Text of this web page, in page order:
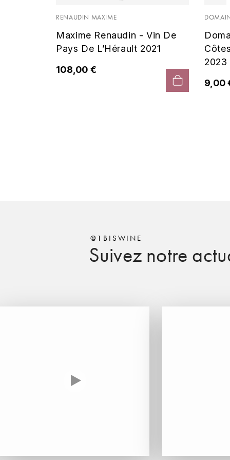
RENAUDIN MAXIME
Maxime Renaudin - Vin De
Pays De L’Hérault 2021
108,00 €
2023
9,00
Suivez notre
@1BISWINE